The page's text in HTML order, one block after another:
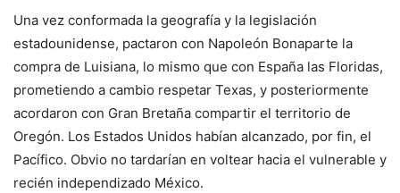
Una vez conformada la geografía y la legislación
estadounidense, pactaron con Napoleón Bonaparte la
compra de Luisiana, lo mismo que con España las Floridas,
prometiendo a cambio respetar Texas, y posteriormente
acordaron con Gran Bretaña compartir el territorio de
Oregón. Los Estados Unidos habían alcanzado, por fin, el
Pacífico. Obvio no tardarían en voltear hacia el vulnerable y
recién independizado México.